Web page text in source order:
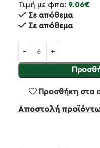
Τιμή με φπα: 9.06€
Σε απόθεμα
Σε απόθεμα
Προσθήκη στα
Αποστολή